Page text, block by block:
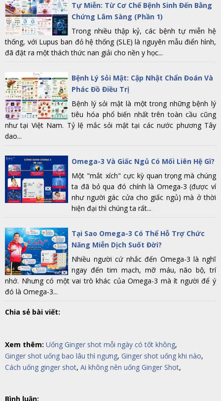
Tự Miễn: Từ Cơ Chế Bệnh Sinh Đến Bằng
Chứng Lâm Sàng (Phần 1)
Trong nhiều thập kỷ, các bệnh tự miễn hệ
thống, với Lupus ban đỏ hệ thống (SLE) là nguyên mẫu điển hình,
đã đặt ra một thách thức nan giải cho nền y học...
Bệnh Lý Sỏi Mật: Cập Nhật Chẩn Đoán Và
Phác Đồ Điều Trị
Bệnh lý sỏi mật là một trong những bệnh lý
tiêu hóa phổ biến nhất trên toàn cầu cũng
như tại Việt Nam. Tỷ lệ mắc sỏi mật tại các nước phương Tây
dao...
Omega-3 Và Giấc Ngủ Có Mối Liên Hệ Gì?
Một "mắt xích" cực kỳ quan trọng mà chúng
ta đã bỏ qua đó chính là Omega-3 (được ví
như người gác cửa cho giấc ngủ) mà ở thời
hiện đại thì chúng ta rất...
Tại Sao Omega-3 Có Thể Hỗ Trợ Chức
Năng Miễn Dịch Suốt Đời?
Nhiều người cứ nhắc đến Omega-3 là nghĩ
ngay đến tim mạch, mỡ máu, não bộ, trí
nhớ. Nhưng có một vai trò khác của Omega-3 mà ít người để ý
đó là Omega-3...
Chia sẻ bài viết:
Xem thêm: Uống Ginger shot mỗi ngày có tốt không,
Ginger shot uống bao lâu thì ngưng, Ginger shot uống khi nào,
Cách uống ginger shot, Ai không nên uống Ginger Shot,
Bình luận: